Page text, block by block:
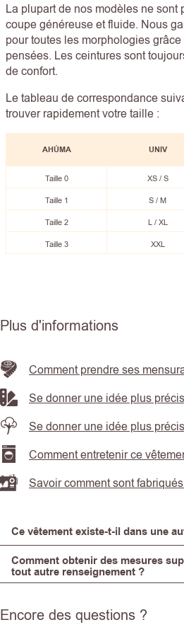
La plupart de nos modèles ne sont
coupe généreuse et fluide. Nous
pour toutes les morphologies
pensées. Les ceintures sont
de confort.
Le tableau de correspondance
trouver rapidement votre taille :
AHÚMA UNIV
Taille 0 XS / S
Taille 1 S / M
Taille 2 L / XL
Taille 3 XXL
Plus d'informations
Comment prendre ses
Se donner une idée plus
Se donner une idée plus
Comment entretenir ce
Savoir comment sont
Ce vêtement existe-t-il dans une
Comment obtenir des mesures
tout autre renseignement ?
Encore des questions ?